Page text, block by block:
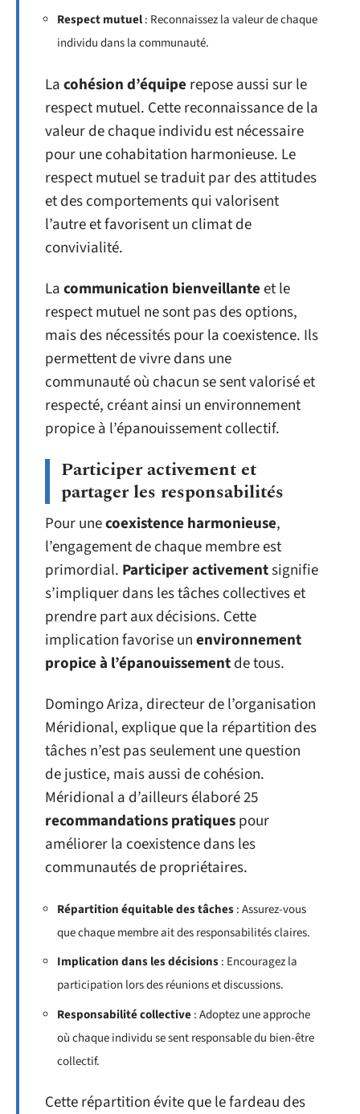
Respect mutuel: Reconnaissez la valeur de chaque
individu dans la communauté.
Lacohésion d’équipe repose aussi sur le
respect mutuel. Cette reconnaissance de la
valeur de chaque individu est nécessaire
pour une cohabitation harmonieuse. Le
respect mutuel se traduit par des attitudes
et des comportements qui valorisent
l’autre et favorisent un climat de
convivialité.
Lacommunication bienveillanteet le
respect mutuel ne sont pas des options,
mais des nécessités pour la coexistence. Ils
permettent de vivre dans une
communauté où chacun se sent valorisé et
respecté, créant ainsi un environnement
propice à l’épanouissement collectif.
Participer activement et
partager les responsabilités
Pour unecoexistence harmonieuse,
l’engagement de chaque membre est
primordial. Participer activementsignifie
s’impliquer dans les tâches collectives et
prendre part aux décisions. Cette
implication favorise unenvironnement
propice à l’épanouissementde tous.
Domingo Ariza, directeur de l’organisation
Méridional, explique que la répartition des
tâches n’est pas seulement une question
de justice, mais aussi de cohésion.
Méridional a d’ailleurs élaboré 25
recommandations pratiquespour
améliorer la coexistence dans les
communautés de propriétaires.
Répartition équitable des tâches: Assurez-vous
que chaque membre ait des responsabilités claires.
Implication dans les décisions: Encouragez la
participation lors des réunions et discussions.
Responsabilité collective: Adoptez une approche
où chaque individu se sent responsable du bien-être
collectif.
Cette répartition évite que le fardeau des